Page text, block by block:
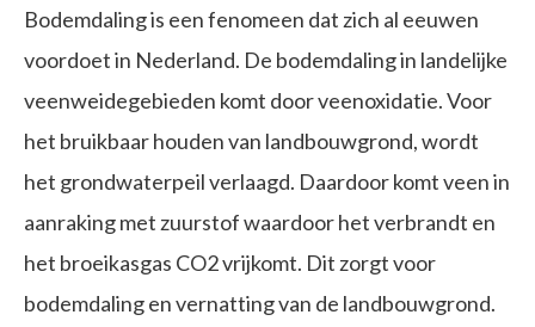
Bodemdaling is een fenomeen dat zich al eeuwen
voordoet in Nederland. De bodemdaling in landelijke
veenweidegebieden komt door veenoxidatie. Voor
het bruikbaar houden van landbouwgrond, wordt
het grondwaterpeil verlaagd. Daardoor komt veen in
aanraking met zuurstof waardoor het verbrandt en
het broeikasgas CO2 vrijkomt. Dit zorgt voor
bodemdaling en vernatting van de landbouwgrond.